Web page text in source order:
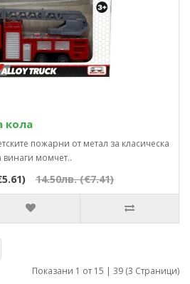
кола
пожарни от метал за класическа
винаги момчет..
14.50лв. (€7.41)
Показани 1 от 15 | 39 (3 Страници)